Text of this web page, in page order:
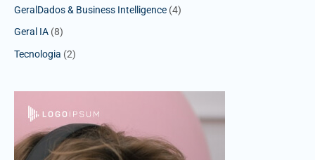
GeralDados & Business Intelligence (4)
Geral IA (8)
Tecnologia (2)